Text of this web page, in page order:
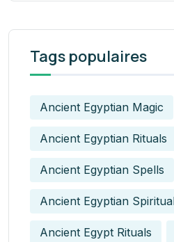
Tags populaires
Ancient Egyptian Magic
Ancient Egyptian Rituals
Ancient Egyptian Spells
Ancient Egyptian
Ancient Egypt Rituals